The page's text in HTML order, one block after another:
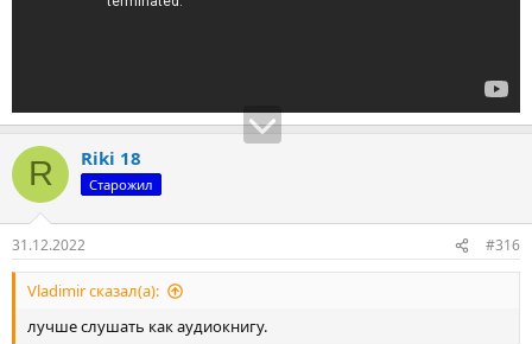
R Riki 18
Старожил
31.12.2022 #316
Vladimir сказал(а):
лучше слушать как аудиокнигу.